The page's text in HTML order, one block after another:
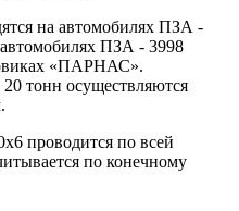
на автомобилях ПЗА -
ПЗА - 3998
«ПАРНАС».
тонн осуществляются
проводится по всей
по конечному